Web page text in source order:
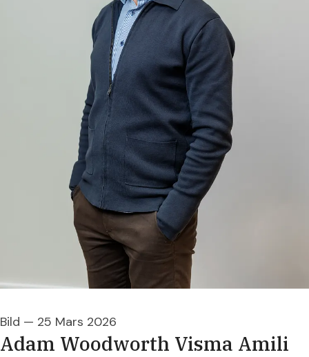
Bild — 25 Mars 2026
Adam Woodworth Visma Amili